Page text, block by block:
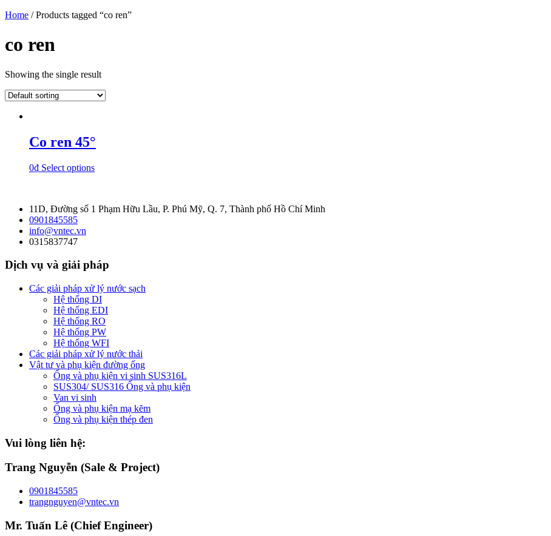
Home / Products tagged “co ren”
co ren
Showing the single result
Co ren 45°
0₫ Select options
11D, Đường số 1 Phạm Hữu Lầu, P. Phú Mỹ, Q. 7, Thành phố Hồ Chí Minh
0901845585
info@vntec.vn
0315837747
Dịch vụ và giải pháp
Các giải pháp xử lý nước sạch
Hệ thống DI
Hệ thống EDI
Hệ thống RO
Hệ thống PW
Hệ thống WFI
Các giải pháp xử lý nước thải
Vật tư và phụ kiện đường ống
Ống và phụ kiện vi sinh SUS316L
SUS304/ SUS316 Ống và phụ kiện
Van vi sinh
Ống và phụ kiện mạ kẽm
Ống và phụ kiện thép đen
Vui lòng liên hệ:
Trang Nguyễn (Sale & Project)
0901845585
trangnguyen@vntec.vn
Mr. Tuấn Lê (Chief Engineer)